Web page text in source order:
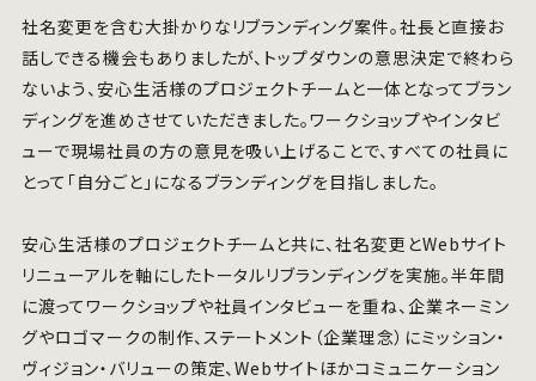
社名変更を含む大掛かりなリブランディング案件。社長と直接お
話しできる機会もありましたが、トップダウンの意思決定で終わら
ないよう、安心生活様のプロジェクトチームと一体となってブラン
ディングを進めさせていただきました。ワークショップやインタビ
ューで現場社員の方の意見を吸い上げることで、すべての社員に
とって「自分ごと」になるブランディングを目指しました。
安心生活様のプロジェクトチームと共に、社名変更とWebサイト
リニューアルを軸にしたトータルリブランディングを実施。半年間
に渡ってワークショップや社員インタビューを重ね、企業ネーミン
グやロゴマークの制作、ステートメント（企業理念）にミッション・
ヴィジョン・バリューの策定、Webサイトほかコミュニケーション